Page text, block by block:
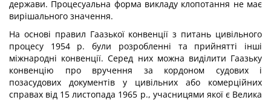
держави. Процесуальна форма викладу клопотання не має
вирішального значення.
На основі правил Гаазької конвенції з питань цивільного
процесу 1954 р. були розробленні та прийнятті інші
міжнародні конвенції. Серед них можна виділити Гаазьку
конвенцію про вручення за кордоном судових і
позасудових документів у цивільних або комерційних
справах від 15 листопада 1965 р., учасницями якої є Велика